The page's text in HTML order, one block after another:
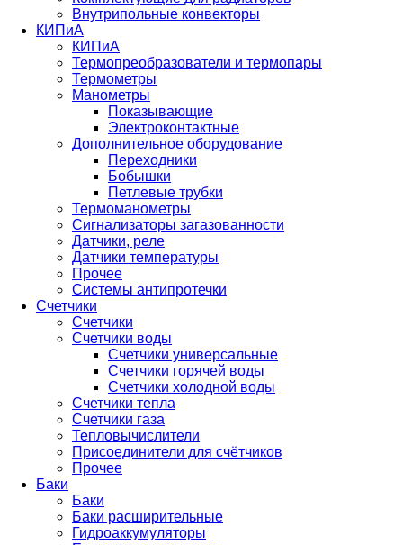
Внутрипольные конвекторы
КИПиА
КИПиА
Термопреобразователи и термопары
Термометры
Манометры
Показывающие
Электроконтактные
Дополнительное оборудование
Переходники
Бобышки
Петлевые трубки
Термоманометры
Сигнализаторы загазованности
Датчики, реле
Датчики температуры
Прочее
Системы антипротечки
Счетчики
Счетчики
Счетчики воды
Счетчики универсальные
Счетчики горячей воды
Счетчики холодной воды
Счетчики тепла
Счетчики газа
Тепловычислители
Присоединители для счётчиков
Прочее
Баки
Баки
Баки расширительные
Гидроаккумуляторы